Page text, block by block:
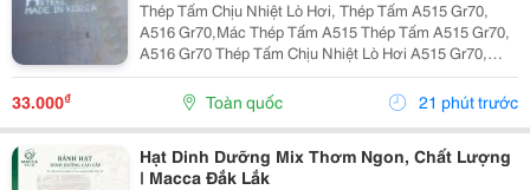
Thép Tấm Chịu Nhiệt Lò Hơi, Thép Tấm A515 Gr70,
A516 Gr70,Mác Thép Tấm A515 Thép Tấm A515 Gr70,
A516 Gr70 Thép Tấm Chịu Nhiệt Lò Hơi A515 Gr70,
A516 Gr70,20Mm,25Mm Thép Tấm Lò Hơi A515 Gr70
Là Loại Thép Hợp Kim Carbon-Silicon Chất Lượng
33.000₫ Toàn quốc 21 phút trước
Hạt Dinh Dưỡng Mix Thơm Ngon, Chất Lượng
| Macca Đắk Lắk